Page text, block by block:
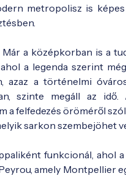
metropolisz is képes
a középkorban is a
a legenda szerint
azaz a történelmi
szinte megáll az idő.
felfedezés öröméről
sarkon szembejöhet
funkcionál, ahol
amely Montpellier